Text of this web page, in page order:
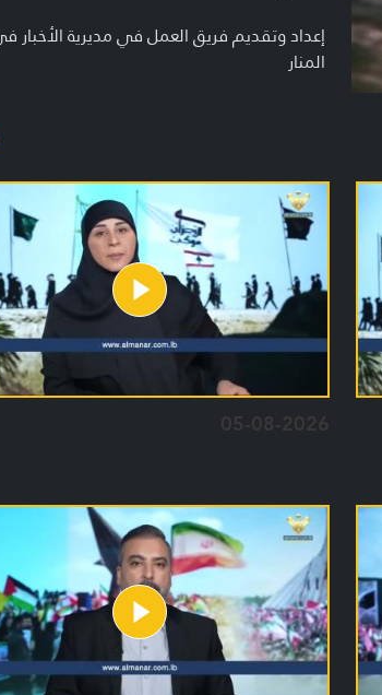
إعداد وتقديم فريق العمل في مديرية الأخبار
المنار
05-08-2026